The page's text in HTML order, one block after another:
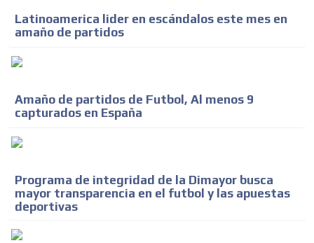
Latinoamerica lider en escándalos este mes en
amaño de partidos
Amaño de partidos de Futbol, Al menos 9
capturados en España
Programa de integridad de la Dimayor busca
mayor transparencia en el futbol y las apuestas
deportivas